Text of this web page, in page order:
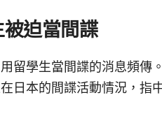
迫當間諜
留學生當間諜的消息頻傳
日本的間諜活動情況，指